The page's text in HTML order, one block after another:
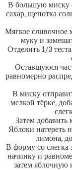
В большую миску
сахар, щепотка
Мягкое сливочное
муку и
Отделить 1/3
Оставшуюся
равномерно
В миску
мелкой тёрке,
Затем добавить
Яблоки натереть
лимона,
В форму со
начинку и
затем яблочную